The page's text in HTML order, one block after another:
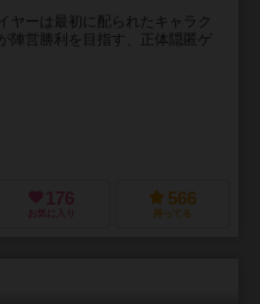
ヤーは最初に配られたキャラク
陣営勝利を目指す、正体隠匿ゲ
176
お気に入り
566
持ってる